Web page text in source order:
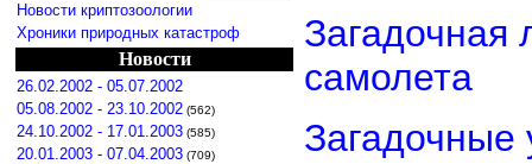
Новости криптозоологии
Хроники природных катастроф
Новости
26.02.2002 - 05.07.2002
05.08.2002 - 23.10.2002 (562)
24.10.2002 - 17.01.2003 (585)
20.01.2003 - 07.04.2003 (709)
Загадочная
самолета
Загадочные